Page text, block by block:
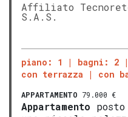
Affiliato Tecnorete:
S.A.S.
piano: 1 bagni: 2
con terrazza
con
APPARTAMENTO 79.000 €
Appartamento